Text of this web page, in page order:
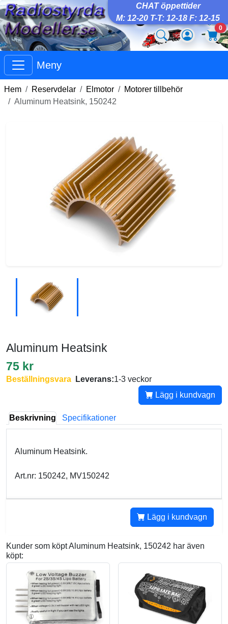
CHAT öppettider
M: 12-20 T-T: 12-18 F: 12-15
0
Meny
Hem Reservdelar Elmotor
Motorer tillbehör
Aluminum Heatsink, 150242
Aluminum Heatsink
75 kr
Beställningsvara Leverans:1-3 veckor
Lägg i kundvagn
Beskrivning Specifikationer
Aluminum Heatsink.
Art.nr: 150242, MV150242
Lägg i kundvagn
Kunder som köpt Aluminum Heatsink, 150242 har även
köpt: